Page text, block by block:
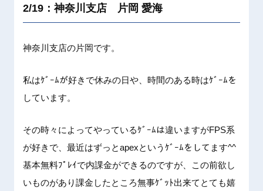
2/19：神奈川支店 片岡 愛海
神奈川支店の片岡です。
私はｹﾞ ｰﾑが好きで休みの日や、 時間のある時はｹﾞｰﾑを
しています。
その時々 によってやっているｹﾞｰﾑは違い ますがFPS系
が好きで、 最近はずっとapexというｹﾞｰﾑをして ます^^
基本無料ﾌﾟﾚｲで内課金ができるのですが、この前欲し
いものがあり課金した ところ無事ｹﾞｯ ﾄ出来て とても嬉